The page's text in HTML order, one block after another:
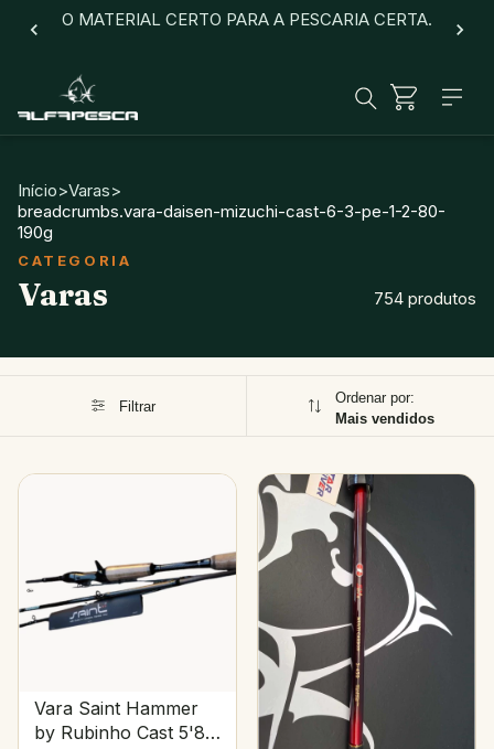
O MATERIAL CERTO PARA A PESCARIA CERTA.
Início>Varas>
breadcrumbs.vara-daisen-mizuchi-cast-6-3-pe-1-2-80-
190g
Varas 754 produtos
Filtrar
Ordenar por:
Mais vendidos
Vara Saint Hammer
by Rubinho Cast 5'8"